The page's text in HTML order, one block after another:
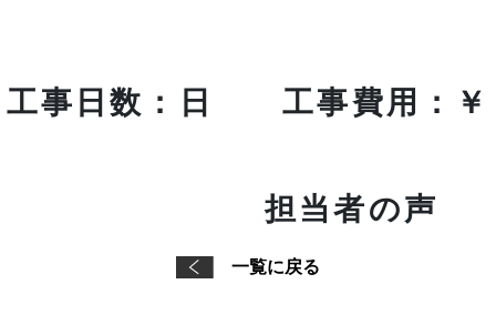
工事日数：日 工事費用：￥
担当者の声
一覧に戻る